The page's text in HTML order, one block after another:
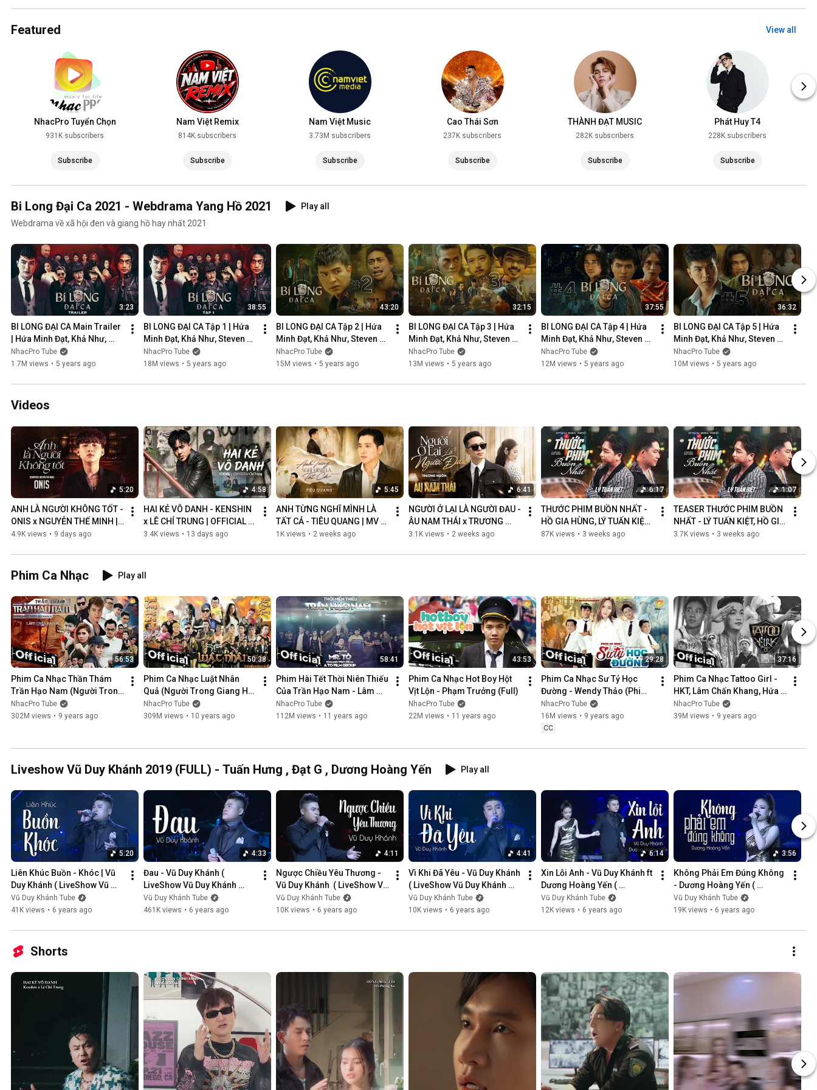
Featured View all
NhacPro Tuyển Chọn
931K subscribers
Subscribe
Nam Việt Remix
814K subscribers
Subscribe
Nam Việt Music
3.73M subscribers
Subscribe
Cao Thái Sơn
237K subscribers
Subscribe
THÀNH ĐẠT MUSIC
282K subscribers
Subscribe
Phát Huy T4
228K subscribers
Subscribe
Bi Long Đại Ca 2021 - Webdrama Yang Hồ 2021
Play all
Webdrama về xã hội đen và giang hồ hay nhất 2021
3:23
BI LONG ĐẠI CA Main Trailer
| Hứa Minh Đạt, Khả Như,
Steven Nguyễn, Lợi Trần |
Webdrama Yang Hồ 2021
NhacPro Tube
1.7M views • 5 years ago
38:55
BI LONG ĐẠI CA Tập 1 | Hứa
Minh Đạt, Khả Như, Steven
Nguyễn, Lợi Trần |
Webdrama Yang Hồ 2021
NhacPro Tube
18M views • 5 years ago
43:20
BI LONG ĐẠI CA Tập 2 | Hứa
Minh Đạt, Khả Như, Steven
Nguyễn, Lợi Trần |
Webdrama Yang Hồ 2021
NhacPro Tube
15M views • 5 years ago
32:15
BI LONG ĐẠI CA Tập 3 | Hứa
Minh Đạt, Khả Như, Steven
Nguyễn, Lợi Trần |
Webdrama Yang Hồ 2021
NhacPro Tube
13M views • 5 years ago
37:55
BI LONG ĐẠI CA Tập 4 | Hứa
Minh Đạt, Khả Như, Steven
Nguyễn, Lợi Trần |
Webdrama Yang Hồ 2021
NhacPro Tube
12M views • 5 years ago
36:32
BI LONG ĐẠI CA Tập 5 | Hứa
Minh Đạt, Khả Như, Steven
Nguyễn, Lợi Trần |
Webdrama Yang Hồ 2021
NhacPro Tube
10M views • 5 years ago
Videos
5:20
ANH LÀ NGƯỜI KHÔNG TỐT -
ONIS x NGUYỄN THẾ MINH |
OFFICIAL MV
4.9K views • 9 days ago
4:58
HAI KẺ VÔ DANH - KENSHIN
x LÊ CHÍ TRUNG | OFFICIAL
MUSIC VIDEO
3.4K views • 13 days ago
5:45
ANH TỪNG NGHĨ MÌNH LÀ
TẤT CẢ - TIÊU QUANG | MV
OFFICIAL
1K views • 2 weeks ago
6:41
NGƯỜI Ở LẠI LÀ NGƯỜI ĐAU -
ÂU NAM THÁI x TRƯƠNG
NGÔN | MV OFFICIAL
3.1K views • 2 weeks ago
6:17
THƯỚC PHIM BUỒN NHẤT -
HỒ GIA HÙNG, LÝ TUẤN KIỆT |
OFFICIAL MUSIC VIDEO
87K views • 3 weeks ago
1:07
TEASER THƯỚC PHIM BUỒN
NHẤT - LÝ TUẤN KIỆT, HỒ GIA
HÙNG | NGÀN LỜI NGƯỜI ĐÃ
3.7K views • 3 weeks ago
Phim Ca Nhạc Play all
56:53
Phim Ca Nhạc Thần Thám
Trần Hạo Nam (Người Trong
Giang Hồ 5) - Lâm Chấn
Khang 2017
NhacPro Tube
302M views • 9 years ago
50:38
Phim Ca Nhạc Luật Nhân
Quả (Người Trong Giang Hồ
4) - Lâm Chấn Khang 2016
NhacPro Tube
309M views • 10 years ago
58:41
Phim Hài Tết Thời Niên Thiếu
Của Trần Hạo Nam - Lâm
Chấn Khang [Official]
NhacPro Tube
112M views • 11 years ago
43:53
Phim Ca Nhạc Hot Boy Hột
Vịt Lộn - Phạm Trưởng (Full)
NhacPro Tube
22M views • 11 years ago
29:28
Phim Ca Nhạc Sư Tỷ Học
Đường - Wendy Thảo (Phim
Ca Nhạc Hay Nhất 2017)
NhacPro Tube
16M views • 9 years ago
CC
37:16
Phim Ca Nhạc Tattoo Girl -
HKT, Lâm Chấn Khang, Hứa
Minh Đạt, Thanh Tân
NhacPro Tube
39M views • 9 years ago
Liveshow Vũ Duy Khánh 2019 (FULL) - Tuấn Hưng , Đạt G , Dương Hoàng Yến Play all
5:20
Liên Khúc Buồn - Khóc | Vũ
Duy Khánh ( LiveShow Vũ
Duy Khánh 2019 Phần 1/21 )
Vũ Duy Khánh Tube
41K views • 6 years ago
4:33
Đau - Vũ Duy Khánh (
LiveShow Vũ Duy Khánh
2019 Phần 2/21 )
Vũ Duy Khánh Tube
461K views • 6 years ago
4:11
Ngược Chiều Yêu Thương -
Vũ Duy Khánh  ( LiveShow Vũ
Duy Khánh 2019 Phần 3/21 )
Vũ Duy Khánh Tube
10K views • 6 years ago
4:41
Vì Khi Đã Yêu - Vũ Duy Khánh
( LiveShow Vũ Duy Khánh
2019 Phần 4/21 )
Vũ Duy Khánh Tube
10K views • 6 years ago
6:14
Xin Lỗi Anh - Vũ Duy Khánh ft
Dương Hoàng Yến (
LiveShow Vũ Duy Khánh
2019 Phần 5/21 )
Vũ Duy Khánh Tube
12K views • 6 years ago
3:56
Không Phải Em Đúng Không
- Dương Hoàng Yến (
LiveShow Vũ Duy Khánh
2019 Phần 6/21 )
Vũ Duy Khánh Tube
19K views • 6 years ago
Shorts